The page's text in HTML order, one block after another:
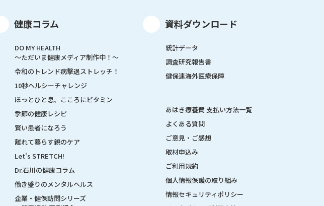
健康コラム
DO MY HEALTH
～ただいま健康メディア制作中！～
令和のトレンド病撃退ストレッチ！
10秒ヘルシーチャレンジ
ほっとひと息、こころにビタミン
季節の健康レシピ
賢い患者になろう
離れて暮らす親のケア
Let's STRETCH!
Dr.石川の健康コラム
働き盛りのメンタルヘルス
企業・健保訪問シリーズ
資料ダウンロード
統計データ
調査研究報告書
健保連海外医療保障
あはき療養費 支払い方法一覧
よくある質問
ご意見・ご感想
取材申込み
ご利用規約
個人情報保護の取り組み
情報セキュリティポリシー